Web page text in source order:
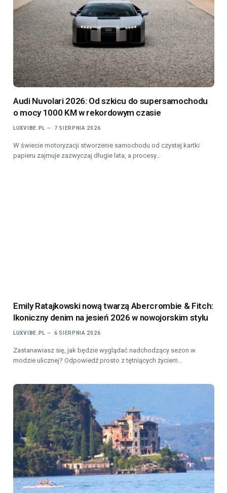
Audi Nuvolari 2026: Od szkicu do supersamochodu
o mocy 1000 KM w rekordowym czasie
LUXVIBE.PL 7 SIERPNIA 2026
W świecie motoryzacji stworzenie samochodu od czystej kartki
papieru zajmuje zazwyczaj długie lata, a procesy…
Emily Ratajkowski nową twarzą Abercrombie & Fitch:
Ikoniczny denim na jesień 2026 w nowojorskim stylu
LUXVIBE.PL 6 SIERPNIA 2026
Zastanawiasz się, jak będzie wyglądać nadchodzący sezon w
modzie ulicznej? Odpowiedź prosto z tętniących życiem…